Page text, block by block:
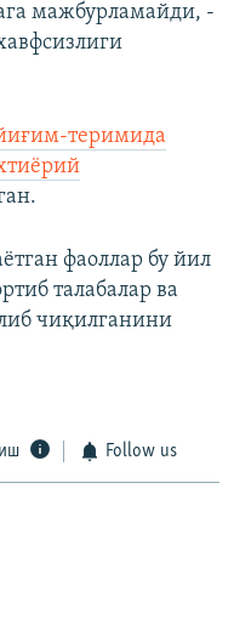
мажбурламайди, -
теримида
фаоллар бу йил
талабалар ва
чиқилганини
Follow us